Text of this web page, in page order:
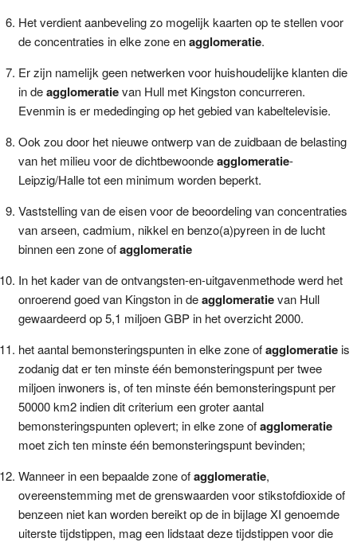
Het verdient aanbeveling zo mogelijk kaarten op te stellen voor
de concentraties in elke zone enagglomeratie.
Er zijn namelijk geen netwerken voor huishoudelijke klanten die
in deagglomeratievan Hull met Kingston concurreren.
Evenmin is er mededinging op het gebied van kabeltelevisie.
Ook zou door het nieuwe ontwerp van de zuidbaan de belasting
van het milieu voor de dichtbewoondeagglomeratie-
Leipzig/Halle tot een minimum worden beperkt.
Vaststelling van de eisen voor de beoordeling van concentraties
van arseen, cadmium, nikkel en benzo(a)pyreen in de lucht
binnen een zone ofagglomeratie
In het kader van de ontvangsten-en-uitgavenmethode werd het
onroerend goed van Kingston in deagglomeratievan Hull
gewaardeerd op 5,1 miljoen GBP in het overzicht 2000.
het aantal bemonsteringspunten in elke zone ofagglomeratieis
zodanig dat er ten minste één bemonsteringspunt per twee
miljoen inwoners is, of ten minste één bemonsteringspunt per
50000 km2 indien dit criterium een groter aantal
bemonsteringspunten oplevert; in elke zone ofagglomeratie
moet zich ten minste één bemonsteringspunt bevinden;
Wanneer in een bepaalde zone ofagglomeratie,
overeenstemming met de grenswaarden voor stikstofdioxide of
benzeen niet kan worden bereikt op de in bijlage XI genoemde
uiterste tijdstippen, mag een lidstaat deze tijdstippen voor die